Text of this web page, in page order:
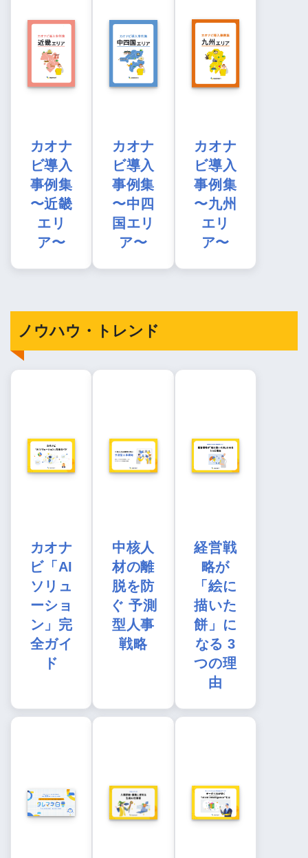
カオナ
ビ導入
事例集
〜近畿
エリ
ア〜
カオナ
ビ導入
事例集
〜中四
国エリ
ア〜
カオナ
ビ導入
事例集
〜九州
エリ
ア〜
ノウハウ・トレンド
カオナ
ビ「AI
ソリュ
ーショ
ン」完
全ガイ
ド
中核人
材の離
脱を防
ぐ 予測
型人事
戦略
経営戦
略が
「絵に
描いた
餅」に
なる 3
つの理
由